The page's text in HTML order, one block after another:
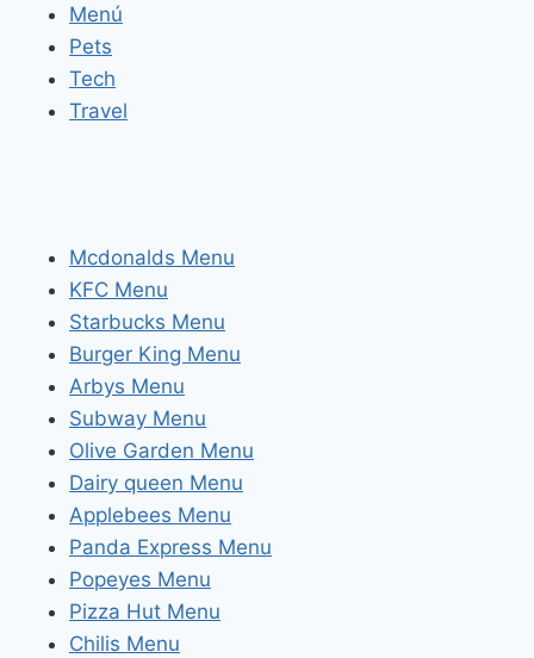
Menú
Pets
Tech
Travel
Mcdonalds Menu
KFC Menu
Starbucks Menu
Burger King Menu
Arbys Menu
Subway Menu
Olive Garden Menu
Dairy queen Menu
Applebees Menu
Panda Express Menu
Popeyes Menu
Pizza Hut Menu
Chilis Menu